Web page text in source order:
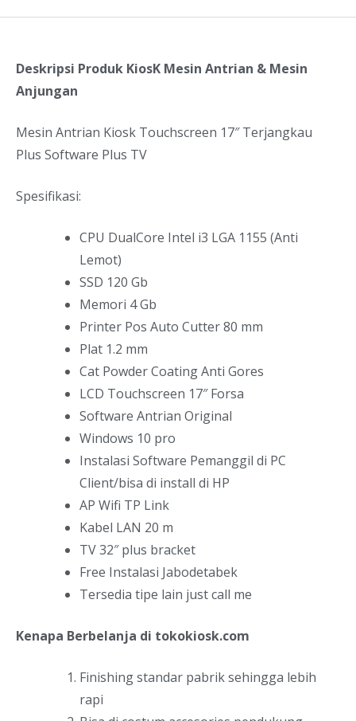
Deskripsi Produk KiosK Mesin Antrian & Mesin
Anjungan
Mesin Antrian Kiosk Touchscreen 17″ Terjangkau
Plus Software Plus TV
Spesifikasi:
CPU DualCore Intel i3 LGA 1155 (Anti
Lemot)
SSD 120 Gb
Memori 4 Gb
Printer Pos Auto Cutter 80 mm
Plat 1.2 mm
Cat Powder Coating Anti Gores
LCD Touchscreen 17″ Forsa
Software Antrian Original
Windows 10 pro
Instalasi Software Pemanggil di PC
Client/bisa di install di HP
AP Wifi TP Link
Kabel LAN 20 m
TV 32″ plus bracket
Free Instalasi Jabodetabek
Tersedia tipe lain just call me
Kenapa Berbelanja di tokokiosk.com
Finishing standar pabrik sehingga lebih
rapi